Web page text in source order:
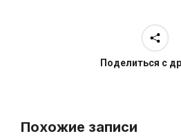
Поделиться с
Похожие записи